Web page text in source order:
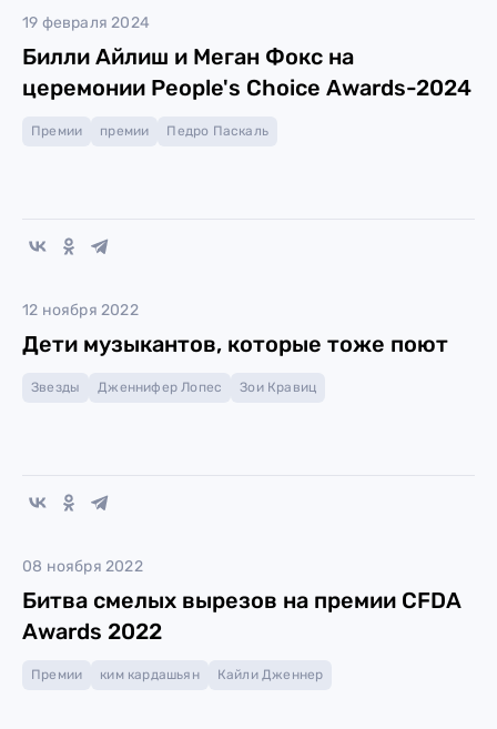
19 февраля 2024
Билли Айлиш и Меган Фокс на
церемонии People's Choice Awards-2024
Премии премии Педро Паскаль
12 ноября 2022
Дети музыкантов, которые тоже поют
Звезды Дженнифер Лопес Зои Кравиц
08 ноября 2022
Битва смелых вырезов на премии CFDA
Awards 2022
Премии ким кардашьян Кайли Дженнер